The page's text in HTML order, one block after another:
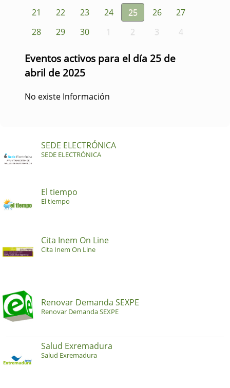
21
22 23 24 25 26
27
28
29 30 1 2 3 4
Eventos activos para el día 25 de
abril de 2025
No existe Información
SEDE ELECTRÓNICA
SEDE ELECTRÓNICA
El tiempo
El tiempo
Cita Inem On Line
Cita Inem On Line
Renovar Demanda SEXPE
Renovar Demanda SEXPE
Salud Exremadura
Salud Exremadura